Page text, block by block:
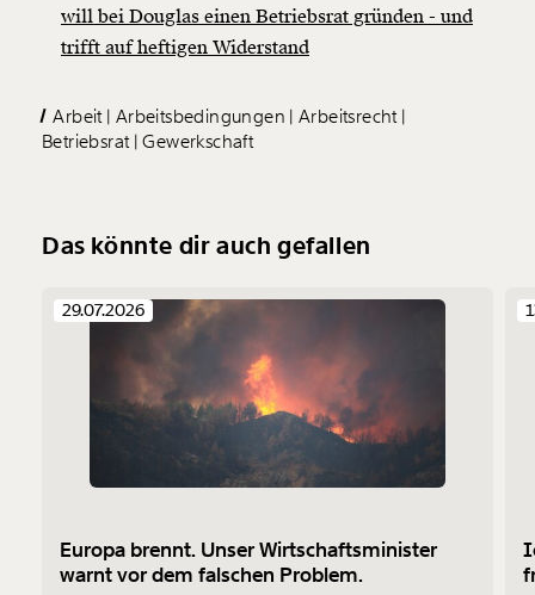
will bei Douglas einen Betriebsrat gründen - und
trifft auf heftigen Widerstand
Arbeit Arbeitsbedingungen
Arbeitsrecht
Betriebsrat Gewerkschaft
Das könnte dir auch gefallen
29.07.2026
Europa brennt. Unser Wirtschaftsminister
warnt vor dem falschen Problem.